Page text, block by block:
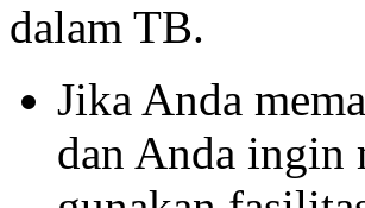
dalam TB.
Jika Anda
dan Anda ingin